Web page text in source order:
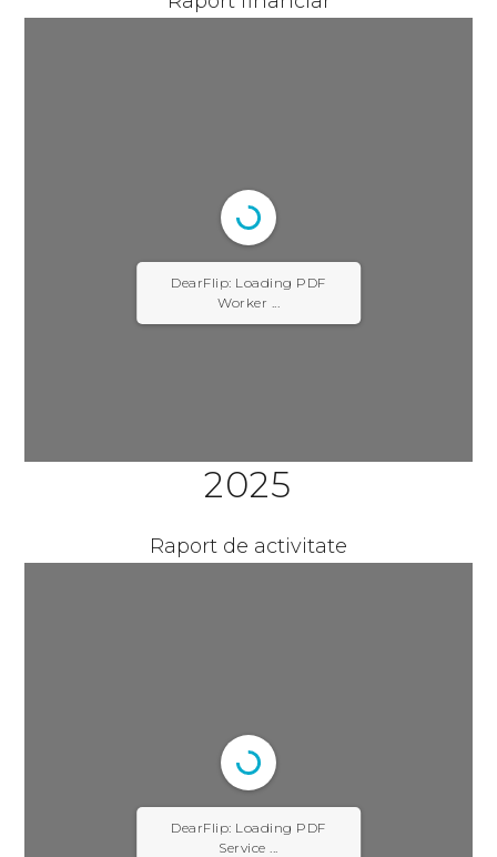
DearFlip: Loading PDF
Worker ...
2025
Raport de activitate
DearFlip: Loading PDF
Service ...